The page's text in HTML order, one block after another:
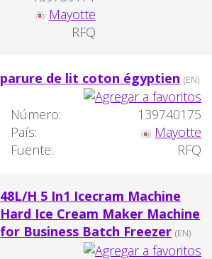
Mayotte
RFQ
parure de lit coton égyptien (EN)
Número:
139740175
País:
Mayotte
Fuente:
RFQ
48L/H 5 In1 Icecram Machine
Hard Ice Cream Maker Machine
for Business Batch Freezer (EN)